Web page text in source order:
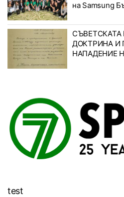
на Samsung
ДОКТРИНА И
НАПАДЕНИЕ
test